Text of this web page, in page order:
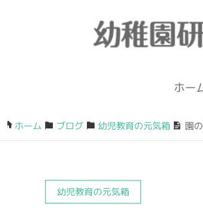
ホー
ホーム / ブログ/ 幼児教育の元気箱/ 園
幼児教育の元気箱